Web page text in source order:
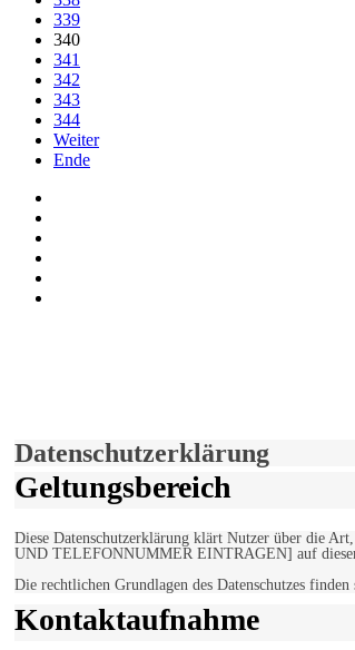
339
340
341
342
343
344
Weiter
Ende
Datenschutzerklärung
Geltungsbereich
Diese Datenschutzerklärung klärt Nutzer über die
UND TELEFONNUMMER EINTRAGEN] auf
Die rechtlichen Grundlagen des Datenschutzes
Kontaktaufnahme